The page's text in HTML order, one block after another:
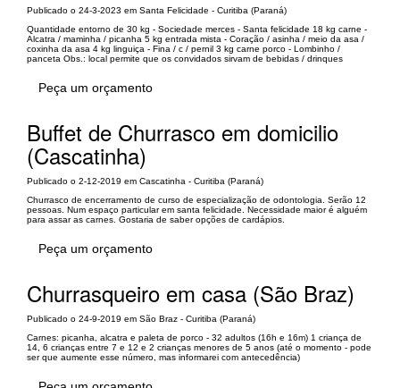
Publicado o 24-3-2023 em Santa Felicidade - Curitiba (Paraná)
Quantidade entorno de 30 kg - Sociedade merces - Santa felicidade 18 kg carne -
Alcatra / maminha / picanha 5 kg entrada mista - Coração / asinha / meio da asa /
coxinha da asa 4 kg linguiça - Fina / c / pernil 3 kg carne porco - Lombinho /
panceta Obs.: local permite que os convidados sirvam de bebidas / drinques
Peça um orçamento
Buffet de Churrasco em domicilio
(Cascatinha)
Publicado o 2-12-2019 em Cascatinha - Curitiba (Paraná)
Churrasco de encerramento de curso de especialização de odontologia. Serão 12
pessoas. Num espaço particular em santa felicidade. Necessidade maior é alguém
para assar as carnes. Gostaria de saber opções de cardápios.
Peça um orçamento
Churrasqueiro em casa (São Braz)
Publicado o 24-9-2019 em São Braz - Curitiba (Paraná)
Carnes: picanha, alcatra e paleta de porco - 32 adultos (16h e 16m) 1 criança de
14, 6 crianças entre 7 e 12 e 2 crianças menores de 5 anos (até o momento - pode
ser que aumente esse número, mas informarei com antecedência)